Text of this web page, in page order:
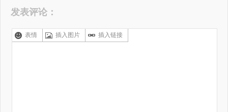
发表评论：
表情 插入图片 插入链接